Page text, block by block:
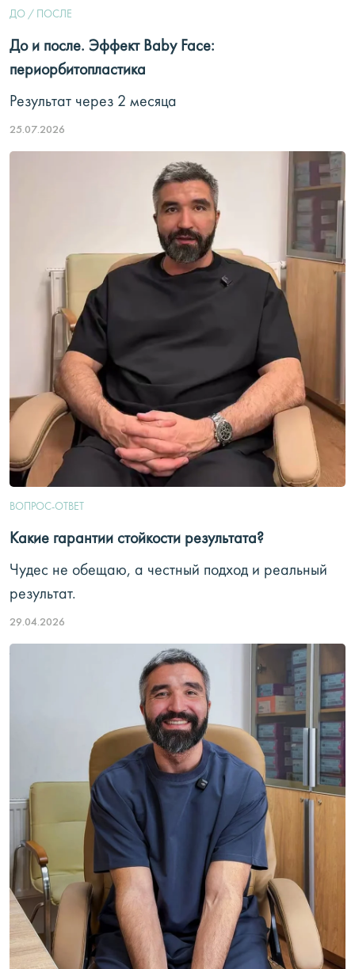
ДО / ПОСЛЕ
До и после. Эффект Baby Face:
периорбитопластика
Результат через 2 месяца
25.07.2026
ВОПРОС-ОТВЕТ
Какие гарантии стойкости результата?
Чудес не обещаю, а честный подход и реальный
результат.
29.04.2026